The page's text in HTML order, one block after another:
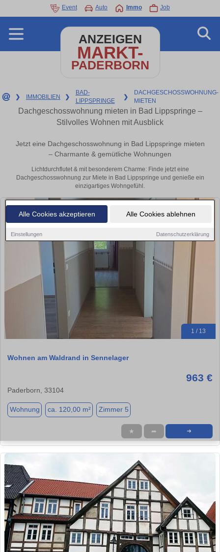
Alle Cookies akzeptieren Alle Cookies ablehnen
Einstellungen Datenschutzerklärung
Event Auto Immo Job
ANZEIGEN
MARKT-
PADERBORN
❯ IMMOBILIEN ❯
BAD-
LIPPSPRINGE
❯
DACHGESCHOSSWOHNUNG-
MIETEN
Dachgeschosswohnung mieten in Bad Lippspringe –
Stilvolles Wohnen mit Ausblick
Jetzt eine Dachgeschosswohnung in Bad Lippspringe mieten
– Charmante & gemütliche Wohnungen
Lichtdurchflutet & mit besonderem Charme: Finde jetzt eine
Dachgeschosswohnung zur Miete in Bad Lippspringe und genieße ein
einzigartiges Wohngefühl.
1 / 13
Wohnen am Waldrand in Sennelager
963 €
Paderborn, 33104
Wohnung ca. 120,00 m² Zimmer 5
★ ➦ ➜